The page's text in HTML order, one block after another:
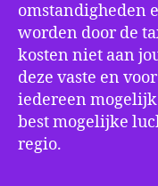
omstandigheden
worden door de
kosten niet aan
deze vaste en
iedereen
best mogelijke
regio.